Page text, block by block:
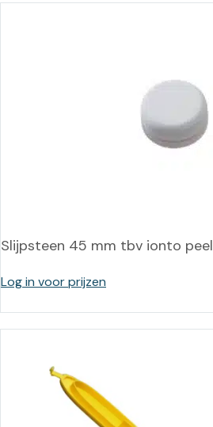
Slijpsteen 45 mm tbv ionto peel
Log in voor prijzen